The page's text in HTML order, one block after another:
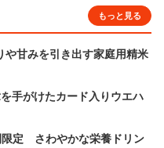
もっと見る
甘みを引き出す家庭用精米
手がけたカード入りウエハ
限定 さわやかな栄養ドリン